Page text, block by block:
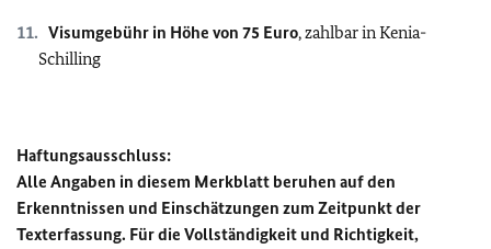
Visumgebühr in Höhe von 75 Euro, zahlbar in Kenia-
Schilling
Haftungsausschluss:
Alle Angaben in diesem Merkblatt beruhen auf den
Erkenntnissen und Einschätzungen zum Zeitpunkt der
Texterfassung. Für die Vollständigkeit und Richtigkeit,